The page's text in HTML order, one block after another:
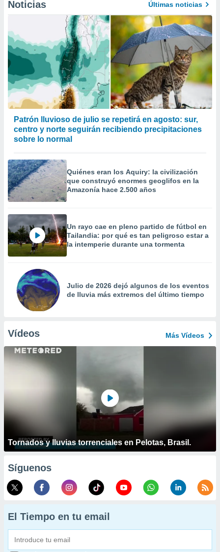
Noticias Últimas noticias
Patrón lluvioso de julio se repetirá en agosto: sur,
centro y norte seguirán recibiendo precipitaciones
sobre lo normal
Quiénes eran los Aquiry: la civilización
que construyó enormes geoglifos en la
Amazonía hace 2.500 años
Un rayo cae en pleno partido de fútbol en
Tailandia: por qué es tan peligroso estar a
la intemperie durante una tormenta
Julio de 2026 dejó algunos de los eventos
de lluvia más extremos del último tiempo
Vídeos Más Vídeos
Tornados y lluvias torrenciales en Pelotas, Brasil.
Síguenos
El Tiempo en tu email